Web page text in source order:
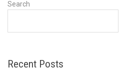
Search
Recent Posts